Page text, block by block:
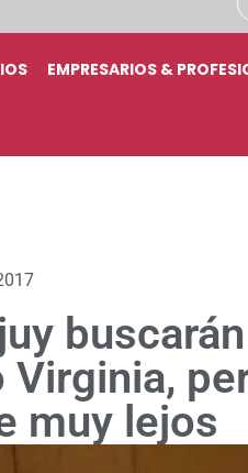
EMPRESARIOS &
Virginia,
muy lejos